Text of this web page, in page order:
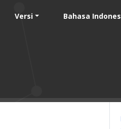
Versi Bahasa